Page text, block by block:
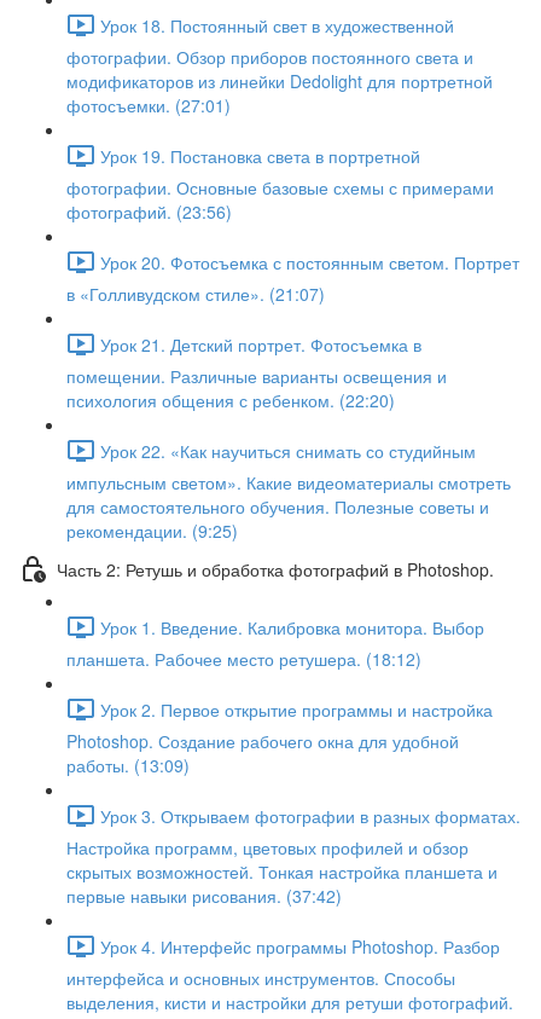
Урок 18. Постоянный свет в художественной
фотографии. Обзор приборов постоянного света и
модификаторов из линейки Dedolight для портретной
фотосъемки. (27:01)
Урок 19. Постановка света в портретной
фотографии. Основные базовые схемы с примерами
фотографий. (23:56)
Урок 20. Фотосъемка с постоянным светом. Портрет
в «Голливудском стиле». (21:07)
Урок 21. Детский портрет. Фотосъемка в
помещении. Различные варианты освещения и
психология общения с ребенком. (22:20)
Урок 22. «Как научиться снимать со студийным
импульсным светом». Какие видеоматериалы смотреть
для самостоятельного обучения. Полезные советы и
рекомендации. (9:25)
Часть 2: Ретушь и обработка фотографий в Photoshop.
Урок 1. Введение. Калибровка монитора. Выбор
планшета. Рабочее место ретушера. (18:12)
Урок 2. Первое открытие программы и настройка
Photoshop. Создание рабочего окна для удобной
работы. (13:09)
Урок 3. Открываем фотографии в разных форматах.
Настройка программ, цветовых профилей и обзор
скрытых возможностей. Тонкая настройка планшета и
первые навыки рисования. (37:42)
Урок 4. Интерфейс программы Photoshop. Разбор
интерфейса и основных инструментов. Способы
выделения, кисти и настройки для ретуши фотографий.